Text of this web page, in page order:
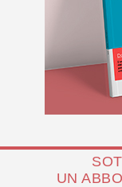
UN